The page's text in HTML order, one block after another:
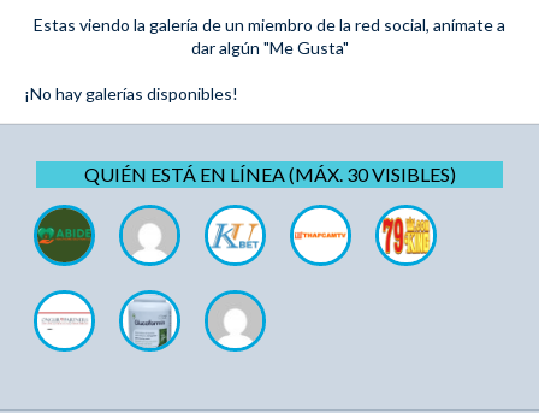
Estas viendo la galería de un miembro de la red social, anímate a
dar algún "Me Gusta"
¡No hay galerías disponibles!
QUIÉN ESTÁ EN LÍNEA (MÁX. 30 VISIBLES)